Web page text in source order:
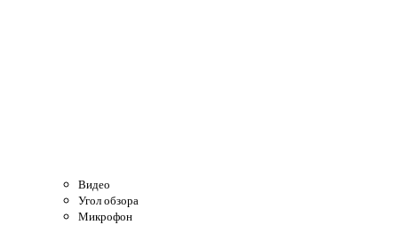
Видео
Угол обзора
Микрофон